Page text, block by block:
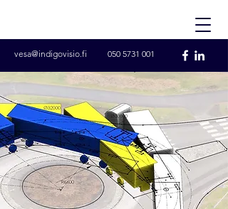
vesa@indigovisio.fi 050 5731 001